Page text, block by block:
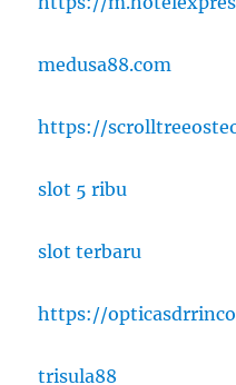
medusa88.com
https://
slot 5 ribu
slot terbaru
https://
trisula88